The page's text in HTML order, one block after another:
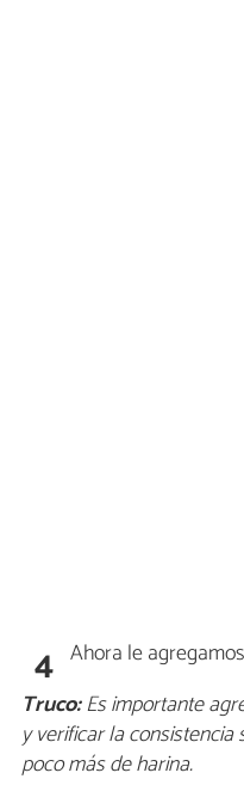
4 Ahora le
Truco:Es importante
y verificar la
poco más de harina.